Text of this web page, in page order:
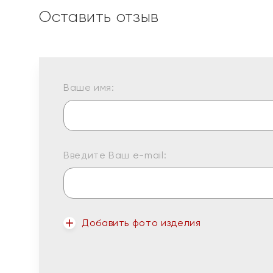
Оставить отзыв
Ваше имя:
Введите Ваш e-mail:
Добавить фото изделия